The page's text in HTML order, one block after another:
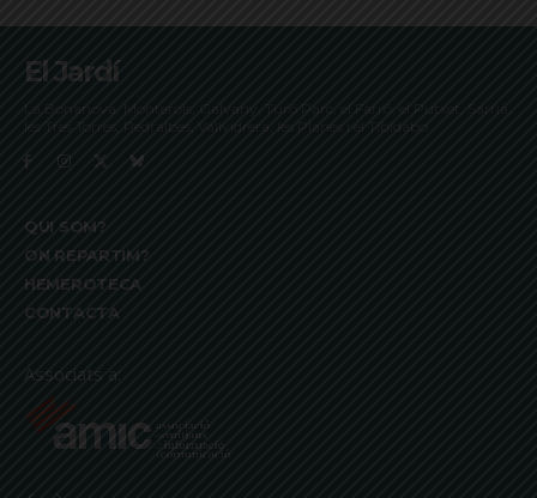
El Jardí
La Bonanova, Monterols, Galvany, Turó Parc, el Farró, el Putxet, Sarrià,
les Tres Torres, Pedralbes, Vallvidrera, les Planes i el Tibidabo
QUI SOM?
ON REPARTIM?
HEMEROTECA
CONTACTA
Associats a: